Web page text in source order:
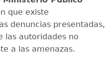
que existe
denuncias presentadas,
las autoridades no
a las amenazas.